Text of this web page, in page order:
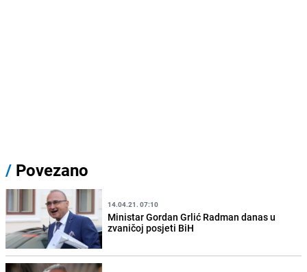
/ Povezano
14.04.21. 07:10
Ministar Gordan Grlić Radman danas u
zvaničoj posjeti BiH